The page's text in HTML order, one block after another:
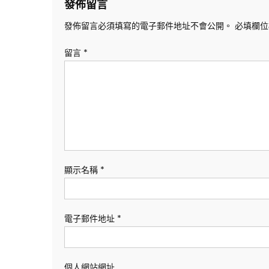
覽
發佈留言
發佈留言必須填寫的電子郵件地址不會公開。 必填欄
留言 *
顯示名稱 *
電子郵件地址 *